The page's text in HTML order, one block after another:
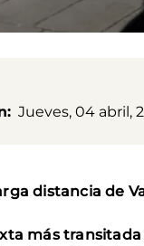
Jueves, 04 abril,
distancia de
más transitada